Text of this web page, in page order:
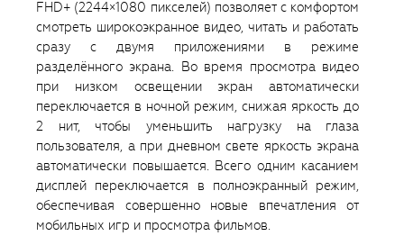
FHD+ (2244×1080 пикселей) позволяет с комфортом
смотреть широкоэкранное видео, читать и работать
сразу с двумя приложениями в режиме
разделённого экрана. Во время просмотра видео
при низком освещении экран автоматически
переключается в ночной режим, снижая яркость до
2 нит, чтобы уменьшить нагрузку на глаза
пользователя, а при дневном свете яркость экрана
автоматически повышается. Всего одним касанием
дисплей переключается в полноэкранный режим,
обеспечивая совершенно новые впечатления от
мобильных игр и просмотра фильмов.